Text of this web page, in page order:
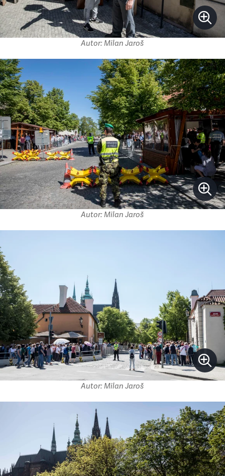
Autor: Milan Jaroš
Autor: Milan Jaroš
Autor: Milan Jaroš